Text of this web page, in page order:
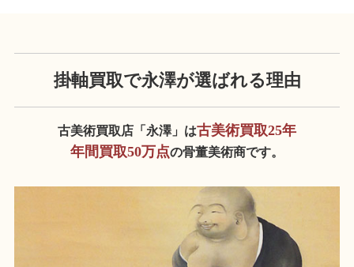
掛軸買取で永澤が選ばれる理由
古美術買取店「永澤」は古美術買取25年
年間買取50万点の骨董美術商です。